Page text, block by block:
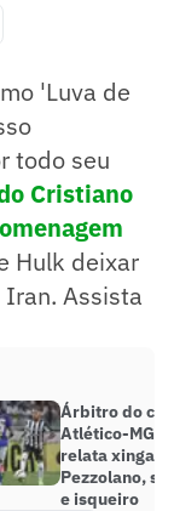
'Luva de
todo seu
Cristiano
Hulk deixar
Assista
Árbitro do
Atlético-MG x
relata
Pezzolano,
e isqueiro